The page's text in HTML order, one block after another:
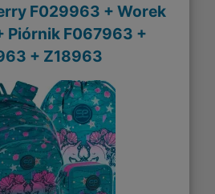
F029963 + Worek
Piórnik F067963 +
+ Z18963